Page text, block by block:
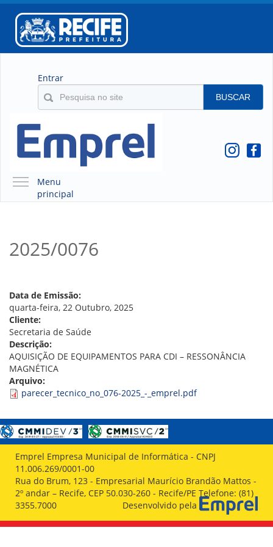
Entrar
BUSCAR
Menu
principal
O QUE É A EMPREL
CONSELHOS
LOCALIZAÇÃO
GESTORES
GOVERNANÇA
NOTÍCIAS
COMPRAS
LICITAÇÕES
ATAS DE REGISTRO DE PREÇOS
CONTRATO
GESTÃO DE PESSOAS
COLABORADORES
PLR
2025/0076
Data de Emissão:
quarta-feira, 22 Outubro, 2025
Cliente:
Secretaria de Saúde
Descrição:
AQUISIÇÃO DE EQUIPAMENTOS PARA CDI – RESSONÂNCIA
MAGNÉTICA
Arquivo:
parecer_tecnico_no_076-2025_-_emprel.pdf
Emprel Empresa Municipal de Informática - CNPJ
11.006.269/0001-00
Rua do Brum, 123 - Empresarial Maurício Brandão Mattos -
2º andar – Recife, CEP 50.030-260 - Recife/PE Telefone: (81)
3355.7000
Desenvolvido pela